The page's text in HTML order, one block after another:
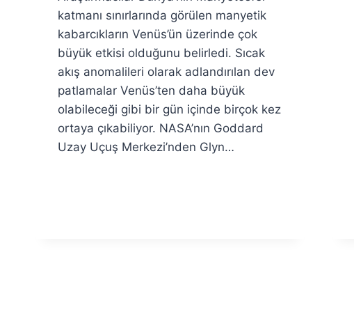
Özyar
katmanı sınırlarında görülen manyetik
kabarcıkların Venüs’ün üzerinde çok
büyük etkisi olduğunu belirledi. Sıcak
akış anomalileri olarak adlandırılan dev
patlamalar Venüs’ten daha büyük
olabileceği gibi bir gün içinde birçok kez
ortaya çıkabiliyor. NASA’nın Goddard
Uzay Uçuş Merkezi’nden Glyn…